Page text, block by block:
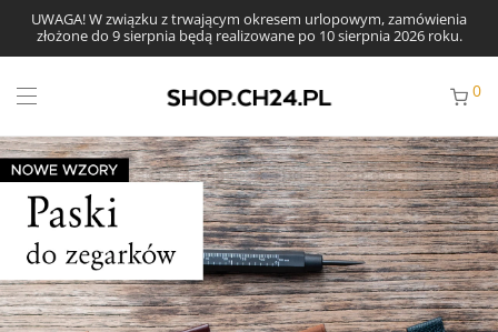
UWAGA! W związku z trwającym okresem urlopowym, zamówienia
złożone do 9 sierpnia będą realizowane po 10 sierpnia 2026 roku.
0